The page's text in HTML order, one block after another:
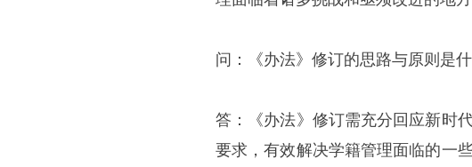
问：《办法》修订的思路与原则是什
答：《办法》修订需充分回应新时
要求，有效解决学籍管理面临的一